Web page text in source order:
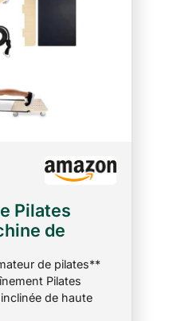
Pilates
de
bandes de
pour la
de pilates**
Pilates
de haute